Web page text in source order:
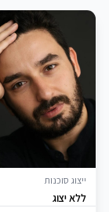
ייצוג סוכנות
ללא יצוג